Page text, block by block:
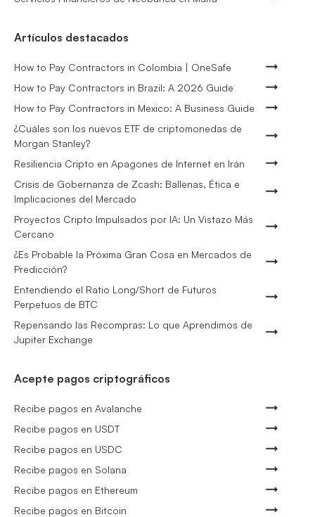
Artículos destacados
How to Pay Contractors in Colombia | OneSafe
How to Pay Contractors in Brazil: A 2026 Guide
How to Pay Contractors in Mexico: A Business Guide
¿Cuáles son los nuevos ETF de criptomonedas de
Morgan Stanley?
Resiliencia Cripto en Apagones de Internet en Irán
Crisis de Gobernanza de Zcash: Ballenas, Ética e
Implicaciones del Mercado
Proyectos Cripto Impulsados por IA: Un Vistazo Más
Cercano
¿Es Probable la Próxima Gran Cosa en Mercados de
Predicción?
Entendiendo el Ratio Long/Short de Futuros
Perpetuos de BTC
Repensando las Recompras: Lo que Aprendimos de
Jupiter Exchange
Acepte pagos criptográficos
Recibe pagos en Avalanche
Recibe pagos en USDT
Recibe pagos en USDC
Recibe pagos en Solana
Recibe pagos en Ethereum
Recibe pagos en Bitcoin